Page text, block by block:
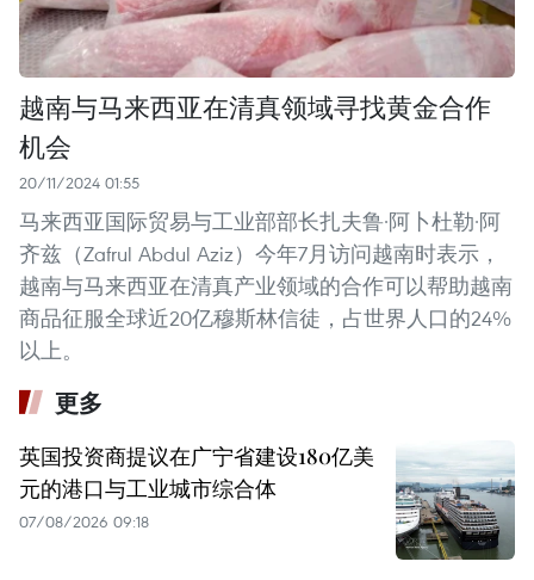
越南与马来西亚在清真领域寻找黄金合作
机会
20/11/2024 01:55
马来西亚国际贸易与工业部部长扎夫鲁·阿卜杜勒·阿
齐兹（Zafrul Abdul Aziz）今年7月访问越南时表示，
越南与马来西亚在清真产业领域的合作可以帮助越南
商品征服全球近20亿穆斯林信徒，占世界人口的24%
以上。
更多
英国投资商提议在广宁省建设180亿美
元的港口与工业城市综合体
07/08/2026 09:18